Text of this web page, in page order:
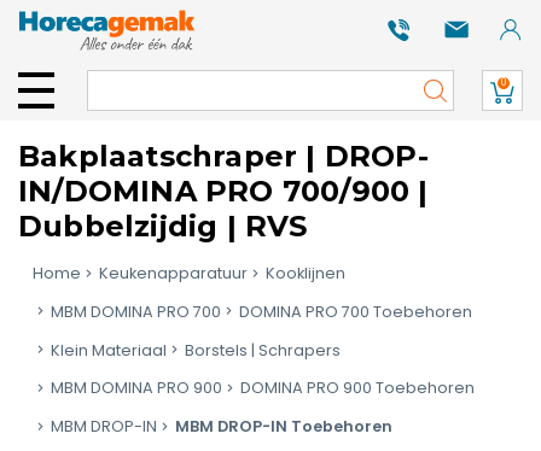
0
Bakplaatschraper | DROP-
IN/DOMINA PRO 700/900 |
Dubbelzijdig | RVS
Home Keukenapparatuur
Kooklijnen
MBM DOMINA PRO 700
DOMINA PRO 700 Toebehoren
Klein Materiaal
Borstels | Schrapers
MBM DOMINA PRO 900
DOMINA PRO 900 Toebehoren
MBM DROP-IN
MBM DROP-IN Toebehoren